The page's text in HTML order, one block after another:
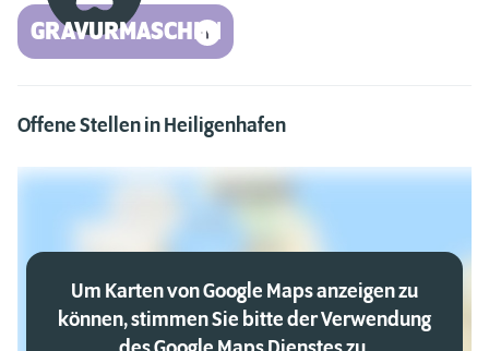
GRAVURMASCHINE
Offene Stellen in Heiligenhafen
Um Karten von Google Maps anzeigen zu
können, stimmen Sie bitte der Verwendung